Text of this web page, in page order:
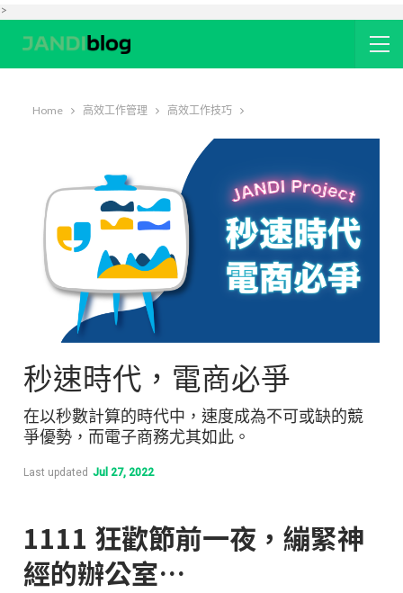
>
Home 高效工作管理 高效工作技巧
秒速時代，電商必爭
在以秒數計算的時代中，速度成為不可或缺的競
爭優勢，而電子商務尤其如此。
Last updated Jul 27, 2022
1111 狂歡節前一夜，繃緊神
經的辦公室…